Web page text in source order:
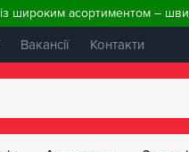
широким асортиментом –
Вакансії Контакти